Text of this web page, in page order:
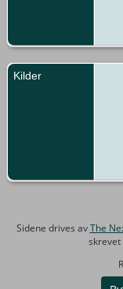
Kilder
Sidene drives avThe